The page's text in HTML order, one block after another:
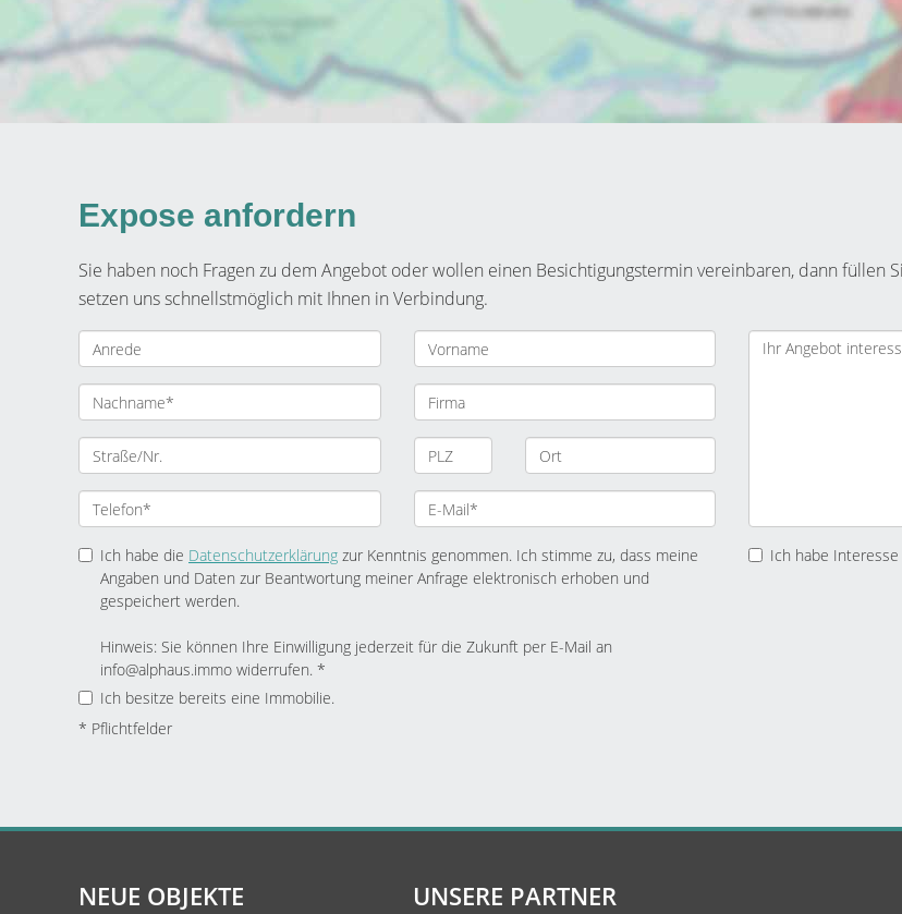
Expose anfordern
Sie haben noch Fragen zu dem Angebot oder wollen einen Besichtigungstermin vereinbaren, dann füllen
setzen uns schnellstmöglich mit Ihnen in Verbindung.
Ich habe die Datenschutzerklärung zur Kenntnis genommen. Ich stimme zu, dass meine
Angaben und Daten zur Beantwortung meiner Anfrage elektronisch erhoben und
gespeichert werden.
Hinweis: Sie können Ihre Einwilligung jederzeit für die Zukunft per E-Mail an
info@alphaus.immo widerrufen. *
Ich besitze bereits eine Immobilie.
Ich habe
* Pflichtfelder
NEUE OBJEKTE UNSERE PARTNER